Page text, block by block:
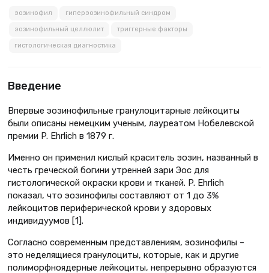
эозинофил гиперэозинофильный синдром
эозинофильный целлюлит триггерные факторы
гистологическая диагностика
Введение
Впервые эозинофильные гранулоцитарные лейкоциты
были описаны немецким ученым, лауреатом Нобелевской
премии P. Ehrlich в 1879 г.
Именно он применил кислый краситель эозин, названный в
честь греческой богини утренней зари Эос для
гистологической окраски крови и тканей. P. Ehrlich
показал, что эозинофилы составляют от 1 до 3%
лейкоцитов периферической крови у здоровых
индивидуумов [1].
Согласно современным представлениям, эозинофилы –
это неделящиеся гранулоциты, которые, как и другие
полиморфноядерные лейкоциты, непрерывно образуются